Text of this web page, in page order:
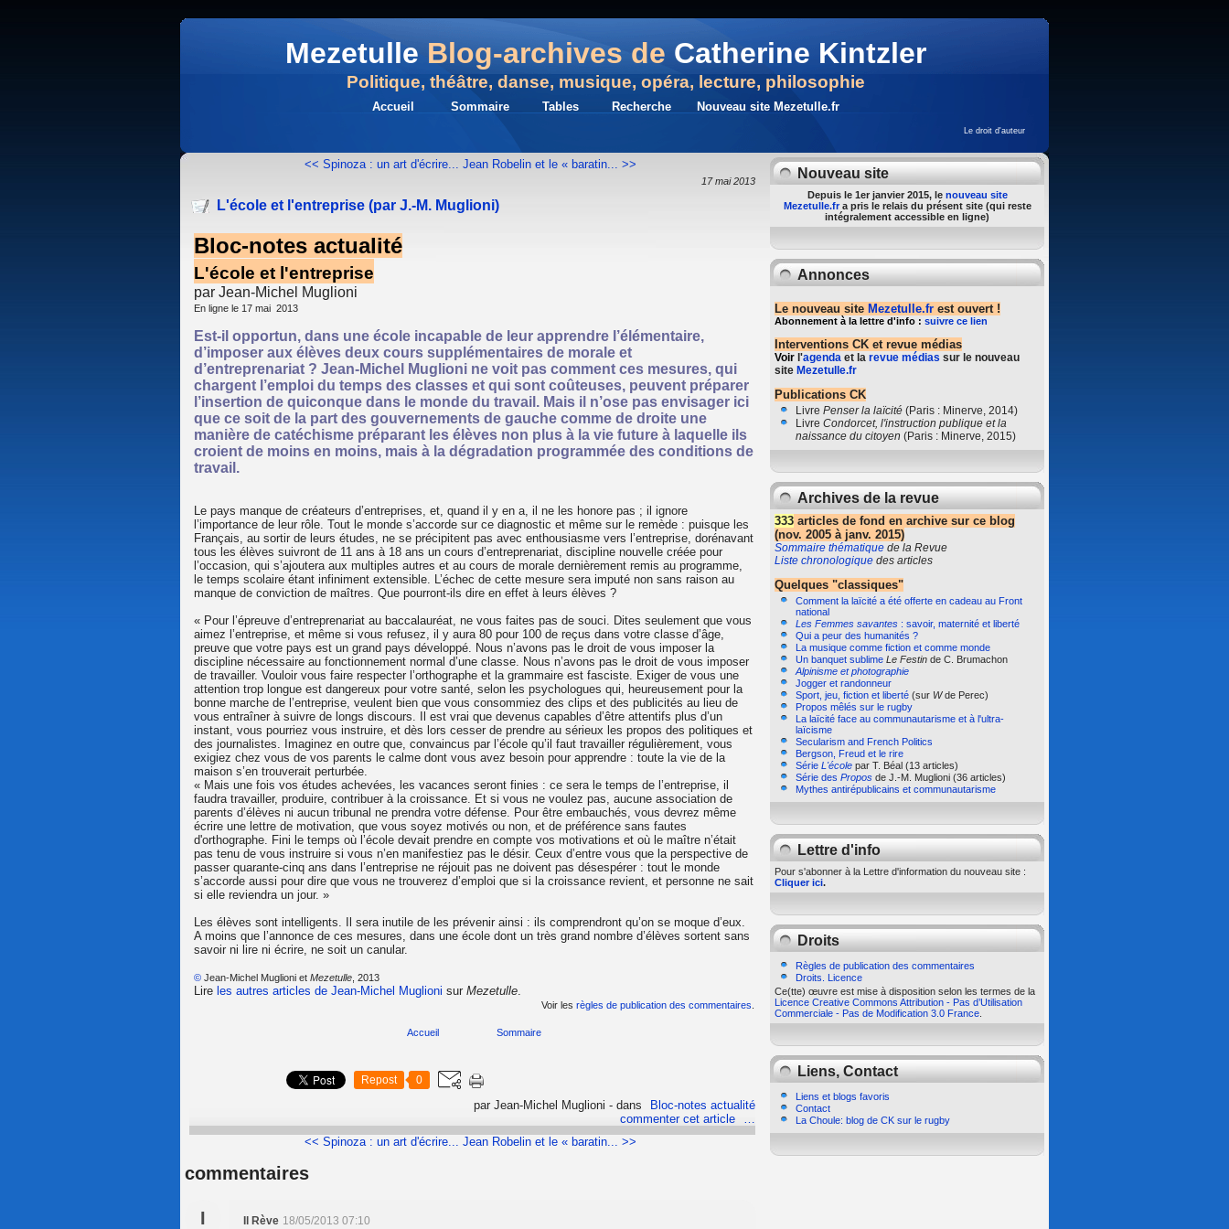
Mezetulle Blog-archives de Catherine Kintzler
Politique, théâtre, danse, musique, opéra, lecture, philosophie
Accueil Sommaire Tables Recherche Nouveau site Mezetulle.fr
Le droit d'auteur
<< Spinoza : un art d'écrire... Jean Robelin et le « baratin... >>
17 mai 2013
L'école et l'entreprise (par J.-M. Muglioni)
Bloc-notes actualité
L'école et l'entreprise
par Jean-Michel Muglioni
En ligne le 17 mai 2013
Est-il opportun, dans une école incapable de leur apprendre l’élémentaire,
d’imposer aux élèves deux cours supplémentaires de morale et
d’entreprenariat ? Jean-Michel Muglioni ne voit pas comment ces mesures, qui
chargent l’emploi du temps des classes et qui sont coûteuses, peuvent préparer
l’insertion de quiconque dans le monde du travail. Mais il n’ose pas envisager ici
que ce soit de la part des gouvernements de gauche comme de droite une
manière de catéchisme préparant les élèves non plus à la vie future à laquelle ils
croient de moins en moins, mais à la dégradation programmée des conditions de
travail.
Le pays manque de créateurs d’entreprises, et, quand il y en a, il ne les honore pas ; il ignore
l’importance de leur rôle. Tout le monde s’accorde sur ce diagnostic et même sur le remède : puisque les
Français, au sortir de leurs études, ne se précipitent pas avec enthousiasme vers l’entreprise, dorénavant
tous les élèves suivront de 11 ans à 18 ans un cours d’entreprenariat, discipline nouvelle créée pour
l’occasion, qui s’ajoutera aux multiples autres et au cours de morale dernièrement remis au programme,
le temps scolaire étant infiniment extensible. L’échec de cette mesure sera imputé non sans raison au
manque de conviction de maîtres. Que pourront-ils dire en effet à leurs élèves ?
« Pour l’épreuve d’entreprenariat au baccalauréat, ne vous faites pas de souci. Dites seulement que vous
aimez l’entreprise, et même si vous refusez, il y aura 80 pour 100 de reçus dans votre classe d’âge,
preuve que votre pays est un grand pays développé. Nous n’avons pas le droit de vous imposer la
discipline nécessaire au fonctionnement normal d’une classe. Nous n’avons pas le droit de vous imposer
de travailler. Vouloir vous faire respecter l’orthographe et la grammaire est fasciste. Exiger de vous une
attention trop longue est dangereux pour votre santé, selon les psychologues qui, heureusement pour la
bonne marche de l’entreprise, veulent bien que vous consommiez des clips et des publicités au lieu de
vous entraîner à suivre de longs discours. Il est vrai que devenus capables d’être attentifs plus d’un
instant, vous pourriez vous instruire, et dès lors cesser de prendre au sérieux les propos des politiques et
des journalistes. Imaginez en outre que, convaincus par l’école qu’il faut travailler régulièrement, vous
exigiez chez vous de vos parents le calme dont vous avez besoin pour apprendre : toute la vie de la
maison s’en trouverait perturbée.
« Mais une fois vos études achevées, les vacances seront finies : ce sera le temps de l’entreprise, il
faudra travailler, produire, contribuer à la croissance. Et si vous ne voulez pas, aucune association de
parents d’élèves ni aucun tribunal ne prendra votre défense. Pour être embauchés, vous devrez même
écrire une lettre de motivation, que vous soyez motivés ou non, et de préférence sans fautes
d'orthographe. Fini le temps où l’école devait prendre en compte vos motivations et où le maître n’était
pas tenu de vous instruire si vous n’en manifestiez pas le désir. Ceux d’entre vous que la perspective de
passer quarante-cinq ans dans l’entreprise ne réjouit pas ne doivent pas désespérer : tout le monde
s’accorde aussi pour dire que vous ne trouverez d’emploi que si la croissance revient, et personne ne sait
si elle reviendra un jour. »
Les élèves sont intelligents. Il sera inutile de les prévenir ainsi : ils comprendront qu’on se moque d’eux.
A moins que l’annonce de ces mesures, dans une école dont un très grand nombre d’élèves sortent sans
savoir ni lire ni écrire, ne soit un canular.
© Jean-Michel Muglioni et Mezetulle , 2013
Lire les autres articles de Jean-Michel Muglioni sur Mezetulle
Voir les règles de publication des commentaires
Accueil Sommaire
Repost 0
par Jean-Michel Muglioni -dans
Bloc-notes actualité
commenter cet article
<< Spinoza : un art d'écrire...
Jean Robelin et le « baratin... >>
commentaires
I Il Rève 18/05/2013 07:10
Nouveau site
Depuis le 1er janvier 2015, le nouveau site
Mezetulle.fra pris le relais du présent site (qui reste
intégralement accessible en ligne)
Annonces
Le nouveau site Mezetulle.fr est ouvert !
Abonnement à la lettre d'info : suivre ce lien
Interventions CK et revue médias
Voir l'agenda et la revue médias sur le nouveau
site Mezetulle.fr
Publications CK
Livre Penser la laïcité (Paris : Minerve, 2014)
Livre Condorcet, l'instruction publique et la
naissance du citoyen (Paris : Minerve, 2015)
Archives de la revue
333 articles de fond en archive sur ce blog
(nov. 2005 à janv. 2015)
Sommaire thématique de la Revue
Liste chronologique des articles
Quelques "classiques"
Comment la laïcité a été offerte en cadeau au Front
national
Les Femmes savantes : savoir, maternité et liberté
Qui a peur des humanités ?
La musique comme fiction et comme monde
Un banquet sublime Le Festin de C. Brumachon
Alpinisme et photographie
Jogger et randonneur
Sport, jeu, fiction et liberté (sur Wde Perec)
Propos mêlés sur le rugby
La laïcité face au communautarisme et à l'ultra-
laïcisme
Secularism and French Politics
Bergson, Freud et le rire
Série L'école par T. Béal (13 articles)
Série des Propos de J.-M. Muglioni (36 articles)
Mythes antirépublicains et communautarisme
Lettre d'info
Pour s'abonner à la Lettre d'information du nouveau site :
Cliquer ici.
Droits
Règles de publication des commentaires
Droits. Licence
Ce(tte) œuvre est mise à disposition selon les termes de la
Licence Creative Commons Attribution - Pas d’Utilisation
Commerciale - Pas de Modification 3.0 France
Liens, Contact
Liens et blogs favoris
Contact
La Choule: blog de CK sur le rugby